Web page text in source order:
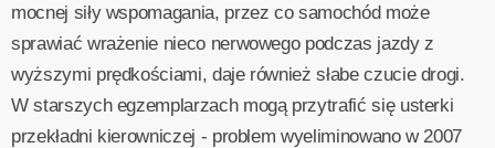
mocnej siły wspomagania, przez co samochód może
sprawiać wrażenie nieco nerwowego podczas jazdy z
wyższymi prędkościami, daje również słabe czucie drogi.
W starszych egzemplarzach mogą przytrafić się usterki
przekładni kierowniczej - problem wyeliminowano w 2007